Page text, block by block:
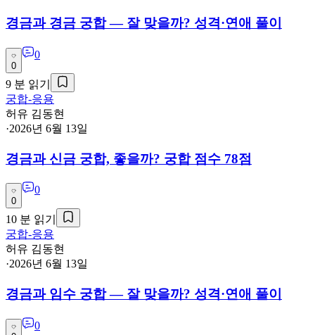
경금과 경금 궁합 — 잘 맞을까? 성격·연애 풀이
0
0
9 분 읽기
궁합-응용
허유 김동현
·2026년 6월 13일
경금과 신금 궁합, 좋을까? 궁합 점수 78점
0
0
10 분 읽기
궁합-응용
허유 김동현
·2026년 6월 13일
경금과 임수 궁합 — 잘 맞을까? 성격·연애 풀이
0